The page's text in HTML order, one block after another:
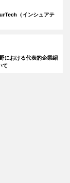
（インシュアテ
における代表的企業紹
て